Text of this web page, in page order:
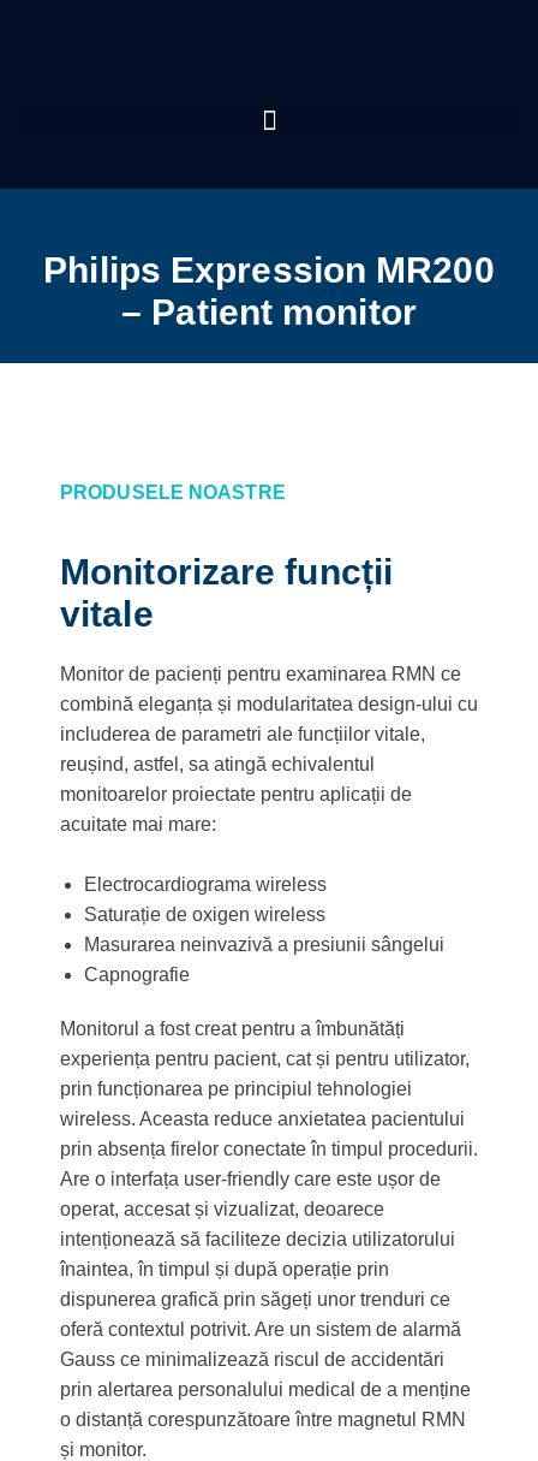
Philips Expression MR200
– Patient monitor
PRODUSELE NOASTRE
Monitorizare funcții
vitale
Monitor de pacienți pentru examinarea RMN ce
combină eleganța și modularitatea design-ului cu
includerea de parametri ale funcțiilor vitale,
reușind, astfel, sa atingă echivalentul
monitoarelor proiectate pentru aplicații de
acuitate mai mare:
Electrocardiograma wireless
Saturație de oxigen wireless
Masurarea neinvazivă a presiunii sângelui
Capnografie
Monitorul a fost creat pentru a îmbunătăți
experiența pentru pacient, cat și pentru utilizator,
prin funcționarea pe principiul tehnologiei
wireless. Aceasta reduce anxietatea pacientului
prin absența firelor conectate în timpul procedurii.
Are o interfața user-friendly care este ușor de
operat, accesat și vizualizat, deoarece
intenționează să faciliteze decizia utilizatorului
înaintea, în timpul și după operație prin
dispunerea grafică prin săgeți unor trenduri ce
oferă contextul potrivit. Are un sistem de alarmă
Gauss ce minimalizează riscul de accidentări
prin alertarea personalului medical de a menține
o distanță corespunzătoare între magnetul RMN
și monitor.